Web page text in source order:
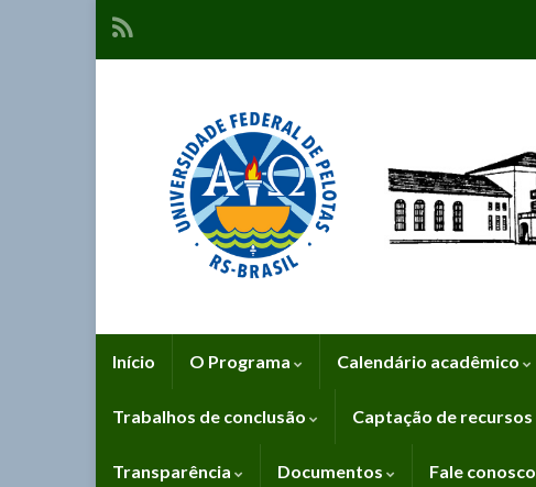
Início O Programa Calendário acadêmico
Trabalhos de conclusão Captação de recursos
Transparência Documentos Fale conosco